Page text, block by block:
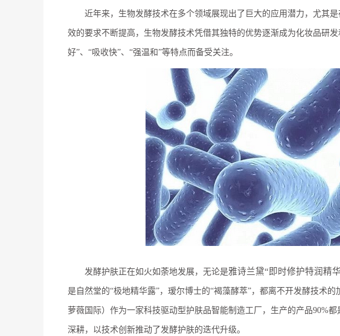
近年来，生物发酵技术在多个领域展现出了巨大的应用潜力， 尤其是
效的要求不断提高，生物发酵技术凭借其独特的优势逐渐成为化妆品研
好”、“吸收快”、“强温和”等特点而备受关注。
发酵护肤正在如火如荼地发展，无论是雅诗兰黛“即时修护特润精
是自然堂的“极地精华露”，瑷尔博士的“褐藻酵萃”，都离不开发酵技术的
萝薇国际）作为一家科技驱动型护肤品智能制造工厂，生产的产品90%
深耕，以技术创新推动了发酵护肤的迭代升级。